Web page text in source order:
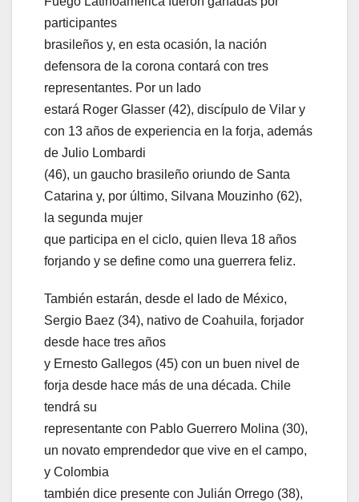
participantes
brasileños y, en esta ocasión, la nación
defensora de la corona contará con tres
representantes. Por un lado
estará Roger Glasser (42), discípulo de Vilar y
con 13 años de experiencia en la forja, además
de Julio Lombardi
(46), un gaucho brasileño oriundo de Santa
Catarina y, por último, Silvana Mouzinho (62),
la segunda mujer
que participa en el ciclo, quien lleva 18 años
forjando y se define como una guerrera feliz.
También estarán, desde el lado de México,
Sergio Baez (34), nativo de Coahuila, forjador
desde hace tres años
y Ernesto Gallegos (45) con un buen nivel de
forja desde hace más de una década. Chile
tendrá su
representante con Pablo Guerrero Molina (30),
un novato emprendedor que vive en el campo,
y Colombia
también dice presente con Julián Orrego (38),